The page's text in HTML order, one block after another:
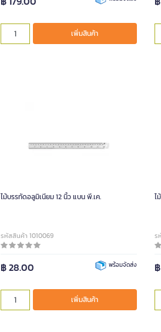
เพิ่มสินค้า
ไม้บรรทัดอลูมิเนียม 12 นิ้ว แบน พี.เค.
รหัสสินค้า 1010069
฿ 28.00 พร้อมจัดส่ง
เพิ่มสินค้า
ไ
ร